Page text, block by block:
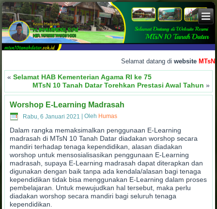
Selamat datang diwebsite MTsN
«Selamat HAB Kementerian Agama RI ke 75
MTsN 10 Tanah Datar Torehkan Prestasi Awal Tahun »
Worshop E-Learning Madrasah
Rabu, 6 Januari 2021 |Oleh Humas
Dalam rangka memaksimalkan penggunaan E-Learning
madrasah di MTsN 10 Tanah Datar diadakan worshop secara
mandiri terhadap tenaga kependidikan, alasan diadakan
worshop untuk mensosialisasikan penggunaan E-Learning
madrasah, supaya E-Learning madrasah dapat diterapkan dan
digunakan dengan baik tanpa ada kendala/alasan bagi tenaga
kependidikan tidak bisa menggunakan E-Learning dalam proses
pembelajaran. Untuk mewujudkan hal tersebut, maka perlu
diadakan worshop secara mandiri bagi seluruh tenaga
kependidikan.